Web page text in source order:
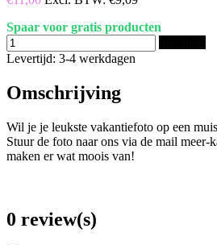
Spaar voor gratis producten
Levertijd: 3-4 werkdagen
Omschrijving
Wil je je leukste vakantiefoto op een
Stuur de foto naar ons via de mail
maken er wat moois van!
0 review(s)